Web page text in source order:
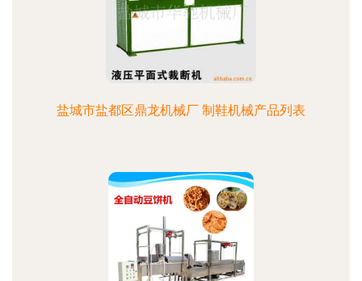
盐城市盐都区鼎龙机械厂 制鞋机械产品列表